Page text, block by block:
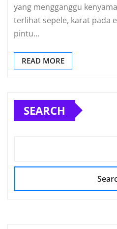
yang mengganggu
terlihat sepele, karat pada
pintu…
READ MORE
SEARCH